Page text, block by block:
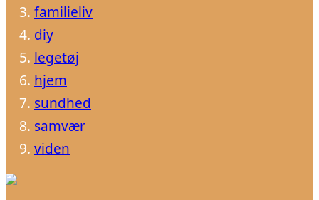
familieliv
diy
legetøj
hjem
sundhed
samvær
viden